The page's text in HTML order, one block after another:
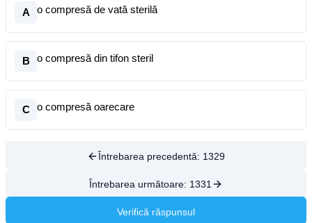
A o compresă de vată sterilă
B o compresă din tifon steril
C o compresă oarecare
Întrebarea precedentă: 1329
Întrebarea următoare: 1331
Verifică răspunsul